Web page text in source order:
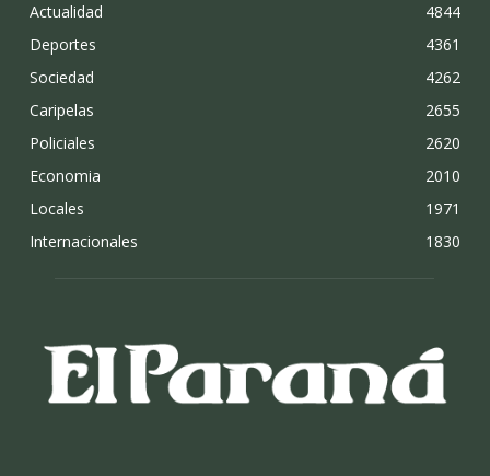
Actualidad
4844
Deportes
4361
Sociedad
4262
Caripelas
2655
Policiales
2620
Economia
2010
Locales
1971
Internacionales
1830